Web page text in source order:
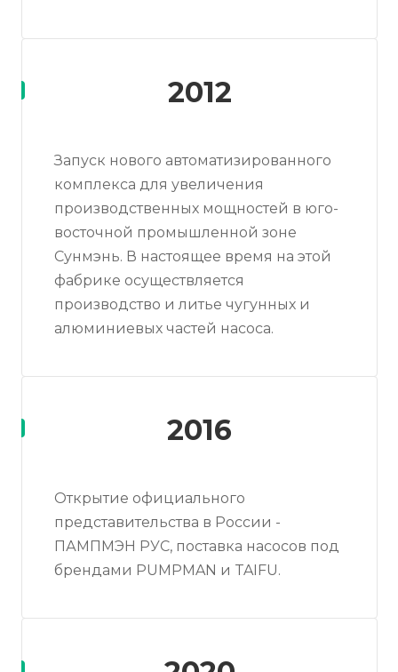
2012
Запуск нового автоматизированного
комплекса для увеличения
производственных мощностей в юго-
восточной промышленной зоне
Сунмэнь. В настоящее время на этой
фабрике осуществляется
производство и литье чугунных и
алюминиевых частей насоса.
2016
Открытие официального
представительства в России -
ПАМПМЭН РУС, поставка насосов под
брендами PUMPMAN и TAIFU.